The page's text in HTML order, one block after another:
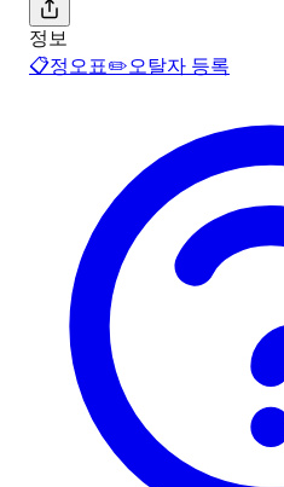
정보
📋정오표✏️오탈자 등록